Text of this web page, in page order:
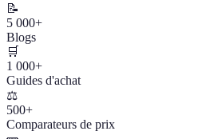
📝
5 000+
Blogs
🛒
1 000+
Guides d'achat
⚖️
500+
Comparateurs de prix